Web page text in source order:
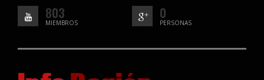
803
MIEMBROS
0
PERSONAS